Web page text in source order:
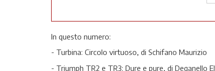
In questo numero:
- Turbina: Circolo virtuoso, di Schifano Maurizio
- Triumph TR2 e TR3: Dure e pure, di Deganello